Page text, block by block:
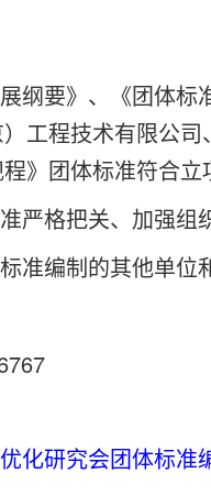
要》、《团体标
工程技术有限公
》团体标准符合
格把关、加强组
编制的其他单位
化研究会团体标准